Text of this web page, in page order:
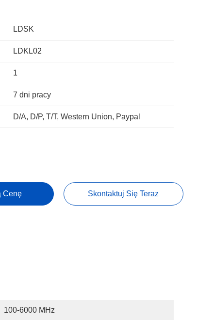
LDSK
LDKL02
1
7 dni pracy
D/A, D/P, T/T, Western Union, Paypal
Cenę Skontaktuj Się Teraz
100-6000 MHz